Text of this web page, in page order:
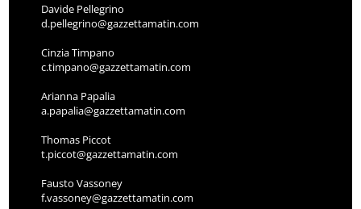
Davide Pellegrino
d.pellegrino@gazzettamatin.com
Cinzia Timpano
c.timpano@gazzettamatin.com
Arianna Papalia
a.papalia@gazzettamatin.com
Thomas Piccot
t.piccot@gazzettamatin.com
Fausto Vassoney
f.vassoney@gazzettamatin.com